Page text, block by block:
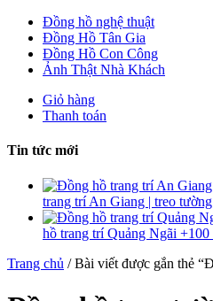
Đồng hồ nghệ thuật
Đồng Hồ Tân Gia
Đồng Hồ Con Công
Ảnh Thật Nhà Khách
Giỏ hàng
Thanh toán
Tin tức mới
trang trí An Giang | treo
hồ trang trí Quảng Ngãi +100
Trang chủ / Bài viết được gắn thẻ